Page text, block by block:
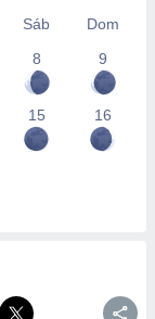
Sáb
Dom
8 9
15 16